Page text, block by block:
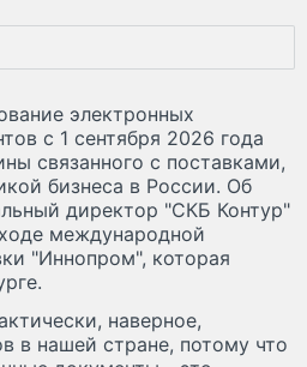
электронных
с 1 сентября 2026 года
связанного с поставками,
бизнеса в России. Об
директор "СКБ Контур"
международной
"Иннопром", которая
наверное,
в нашей стране, потому что